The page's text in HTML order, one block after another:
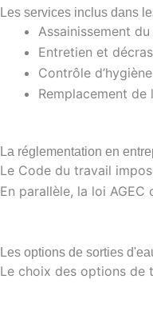
Les services inclus dans
Assainissement
Entretien et
Contrôle
Remplacement
La réglementation en
Le Code du travail
En parallèle, la loi AGEC
Les options de sorties
Le choix des options de